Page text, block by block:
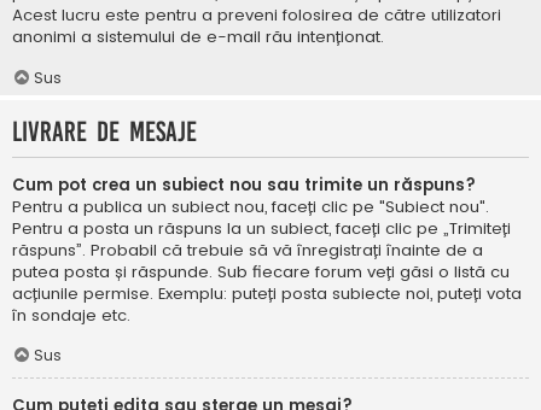
Acest lucru este pentru a preveni folosirea de către utilizatori
anonimi a sistemului de e-mail rău intenționat.
Sus
Livrare de mesaje
Cum pot crea un subiect nou sau trimite un răspuns?
Pentru a publica un subiect nou, faceți clic pe "Subiect nou".
Pentru a posta un răspuns la un subiect, faceți clic pe „Trimiteți
răspuns”. Probabil că trebuie să vă înregistrați înainte de a
putea posta și răspunde. Sub fiecare forum veți găsi o listă cu
acțiunile permise. Exemplu: puteți posta subiecte noi, puteți vota
în sondaje etc.
Sus